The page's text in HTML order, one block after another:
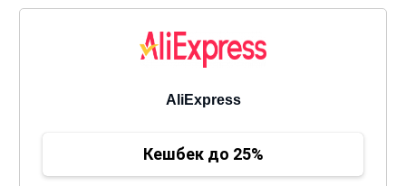
AliExpress
Кешбек до 25%